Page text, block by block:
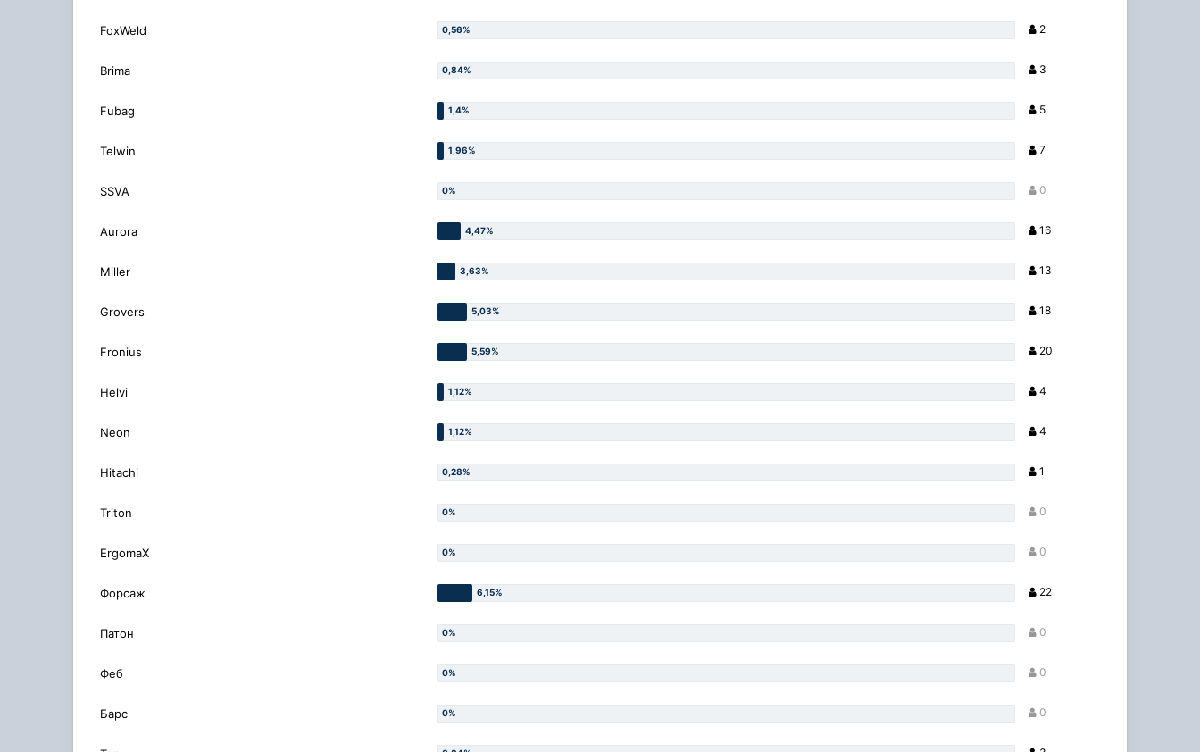
FoxWeld 2
Brima 3
Fubag 5
Telwin 7
SSVA 0
Aurora 16
Miller 13
Grovers 18
Fronius 20
Helvi 4
Neon 4
Hitachi 1
Triton 0
ErgomaX 0
Форсаж 22
Патон 0
Феб 0
Барс 0